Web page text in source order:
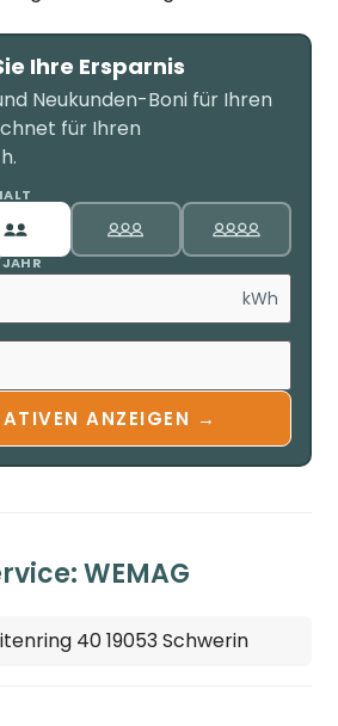
Ihre Ersparnis
Neukunden-Boni für Ihren
für Ihren
kWh
ANZEIGEN →
WEMAG
40 19053 Schwerin